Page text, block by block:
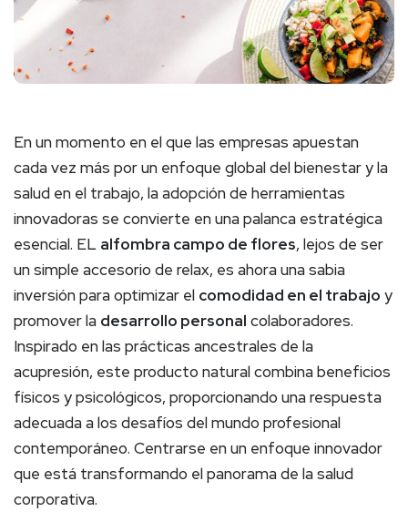
En un momento en el que las empresas apuestan
cada vez más por un enfoque global del bienestar y la
salud en el trabajo, la adopción de herramientas
innovadoras se convierte en una palanca estratégica
esencial. EL alfombra campo de flores, lejos de ser
un simple accesorio de relax, es ahora una sabia
inversión para optimizar el comodidad en el trabajo y
promover la desarrollo personal colaboradores.
Inspirado en las prácticas ancestrales de la
acupresión, este producto natural combina beneficios
físicos y psicológicos, proporcionando una respuesta
adecuada a los desafíos del mundo profesional
contemporáneo. Centrarse en un enfoque innovador
que está transformando el panorama de la salud
corporativa.